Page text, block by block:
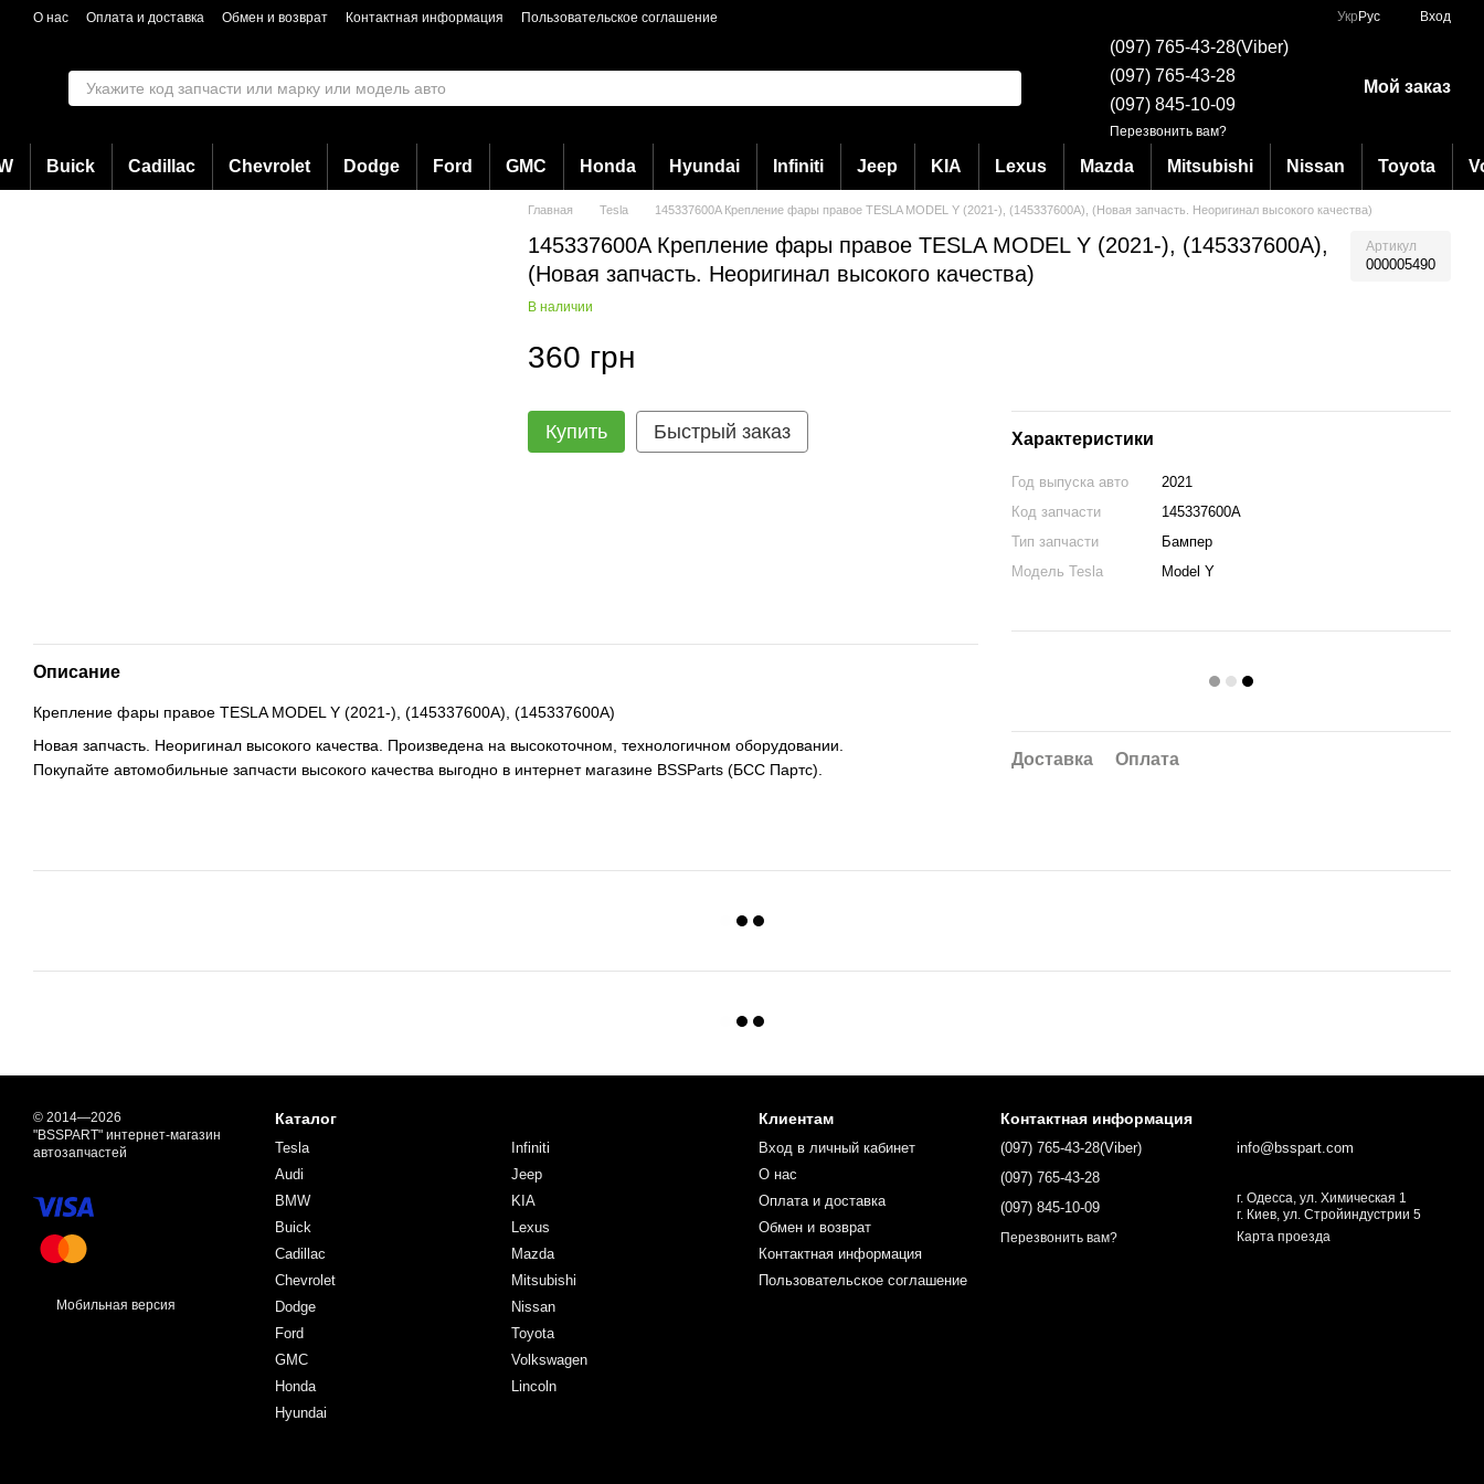
Перейти к основному контенту
О нас Оплата и доставка Обмен и возврат Контактная информация Пользовательское соглашение Укр Рус Вход
(097) 765-43-28(Viber)
(097) 765-43-28
(097) 845-10-09
Перезвонить вам?
Мой заказ
Buick Cadillac Chevrolet Dodge Ford GMC Honda Hyundai Infiniti Jeep KIA Lexus Mazda Mitsubishi Nissan Toyota
Главная Tesla 145337600A Крепление фары правое TESLA MODEL Y (2021-), (145337600A), (Новая запчасть. Неоригинал высокого качества)
145337600A Крепление фары правое TESLA MODEL Y (2021-), (145337600A),
(Новая запчасть. Неоригинал высокого качества)
Артикул
000005490
В наличии
360 грн
Купить Быстрый заказ Характеристики
Год выпуска авто
2021
Код запчасти
145337600A
Тип запчасти
Бампер
Модель Tesla
Model Y
Доставка Оплата
Описание
Крепление фары правое TESLA MODEL Y (2021-), (145337600A), (145337600A)
Новая запчасть. Неоригинал высокого качества. Произведена на высокоточном, технологичном оборудовании.
Покупайте автомобильные запчасти высокого качества выгодно в интернет магазине BSSParts (БСС Партс).
© 2014—2026
"BSSPART" интернет-магазин
автозапчастей
Мобильная версия
Каталог
Tesla
Audi
BMW
Buick
Cadillac
Chevrolet
Dodge
Ford
GMC
Honda
Hyundai
Infiniti
Jeep
KIA
Lexus
Mazda
Mitsubishi
Nissan
Toyota
Volkswagen
Lincoln
Клиентам
Вход в личный кабинет
О нас
Оплата и доставка
Обмен и возврат
Контактная информация
Пользовательское соглашение
Контактная информация
(097) 765-43-28(Viber)
(097) 765-43-28
(097) 845-10-09
Перезвонить вам?
info@bsspart.com
г. Одесса, ул. Химическая 1
г. Киев, ул. Стройиндустрии 5
Карта проезда